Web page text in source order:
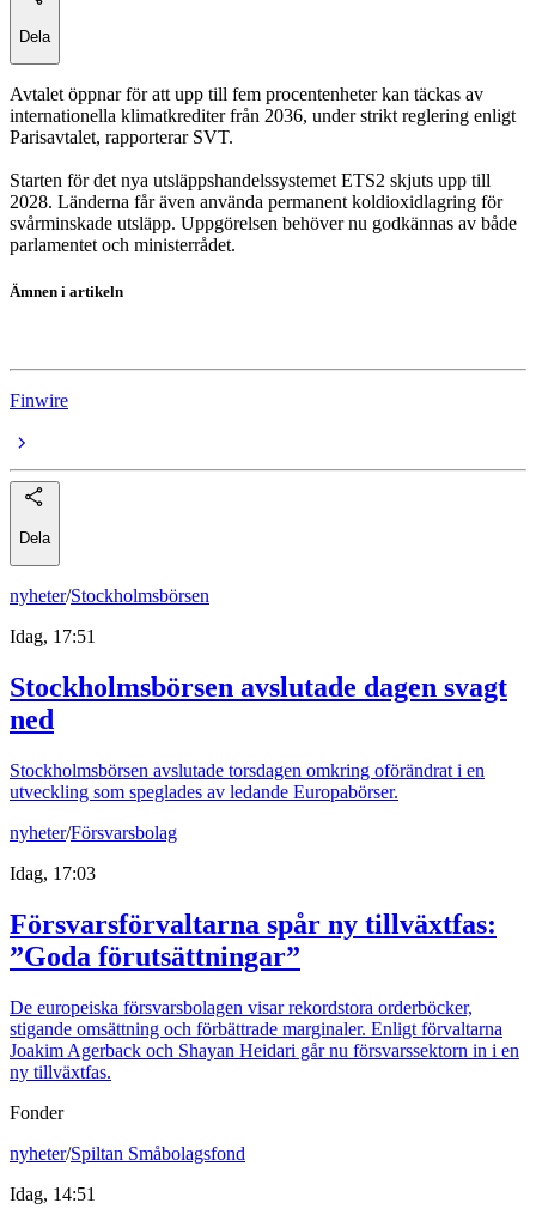
Dela
Avtalet öppnar för att upp till fem procentenheter kan täckas av
internationella klimatkrediter från 2036, under strikt reglering enligt
Parisavtalet, rapporterar SVT.
Starten för det nya utsläppshandelssystemet ETS2 skjuts upp till
2028. Länderna får även använda permanent koldioxidlagring för
svårminskade utsläpp. Uppgörelsen behöver nu godkännas av både
parlamentet och ministerrådet.
Ämnen i artikeln
Finwire
Dela
nyheter/Stockholmsbörsen
Idag, 17:51
Stockholmsbörsen avslutade dagen svagt
ned
Stockholmsbörsen avslutade torsdagen omkring oförändrat i en
utveckling som speglades av ledande Europabörser.
nyheter/Försvarsbolag
Idag, 17:03
Försvarsförvaltarna spår ny tillväxtfas:
”Goda förutsättningar”
De europeiska försvarsbolagen visar rekordstora orderböcker,
stigande omsättning och förbättrade marginaler. Enligt förvaltarna
Joakim Agerback och Shayan Heidari går nu försvarssektorn in i en
ny tillväxtfas.
Fonder
nyheter/Spiltan Småbolagsfond
Idag, 14:51